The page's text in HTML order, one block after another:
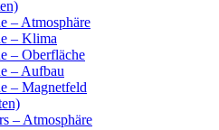
– Atmosphäre
– Klima
– Oberfläche
– Aufbau
– Magnetfeld
– Atmosphäre